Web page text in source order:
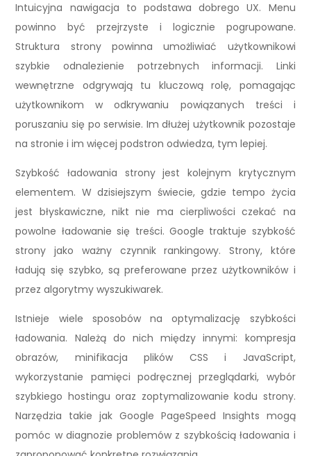
Intuicyjna nawigacja to podstawa dobrego UX. Menu
powinno być przejrzyste i logicznie pogrupowane.
Struktura strony powinna umożliwiać użytkownikowi
szybkie odnalezienie potrzebnych informacji. Linki
wewnętrzne odgrywają tu kluczową rolę, pomagając
użytkownikom w odkrywaniu powiązanych treści i
poruszaniu się po serwisie. Im dłużej użytkownik pozostaje
na stronie i im więcej podstron odwiedza, tym lepiej.
Szybkość ładowania strony jest kolejnym krytycznym
elementem. W dzisiejszym świecie, gdzie tempo życia
jest błyskawiczne, nikt nie ma cierpliwości czekać na
powolne ładowanie się treści. Google traktuje szybkość
strony jako ważny czynnik rankingowy. Strony, które
ładują się szybko, są preferowane przez użytkowników i
przez algorytmy wyszukiwarek.
Istnieje wiele sposobów na optymalizację szybkości
ładowania. Należą do nich między innymi: kompresja
obrazów, minifikacja plików CSS i JavaScript,
wykorzystanie pamięci podręcznej przeglądarki, wybór
szybkiego hostingu oraz zoptymalizowanie kodu strony.
Narzędzia takie jak Google PageSpeed Insights mogą
pomóc w diagnozie problemów z szybkością ładowania i